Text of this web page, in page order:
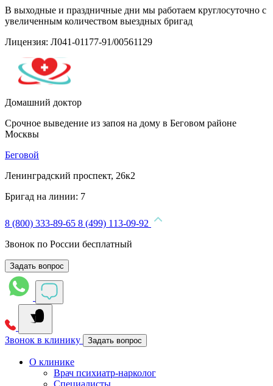
В выходные и праздничные дни мы работаем круглосуточно с
увеличенным количеством выездных бригад
Лицензия: Л041-01177-91/00561129
Домашний доктор
Срочное выведение из запоя на дому в Беговом районе
Москвы
Беговой
Ленинградский проспект, 26к2
Бригад на линии: 7
8 (800) 333-89-65 8 (499) 113-09-92
Звонок по России бесплатный
Задать вопрос
Звонок в клинику Задать вопрос
О клинике
Врач психиатр-нарколог
Специалисты